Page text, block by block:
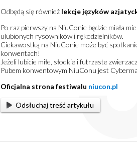
Odbędą się również lekcje języków
Po raz pierwszy na NiuConie będzie miała
ulubionych rysowników i rękodzielników.
Ciekawostką na NiuConie może być
konwentach!
Jeżeli lubicie miłe, słodkie i futrzaste
Pubem konwentowym NiuConu jest
Oficjalna strona festiwalu niucon.pl
Odsłuchaj treść artykułu